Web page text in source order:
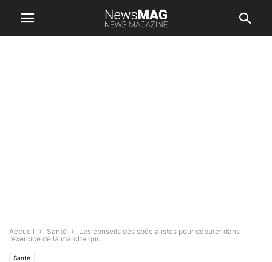
Accueil Santé
Les conseils des spécialistes pour débuter dans
l’exercice de la marche qui...
Santé